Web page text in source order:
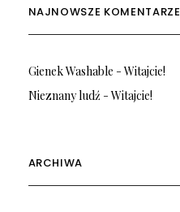
NAJNOWSZE KOMENTARZE
Gienek Washable -Witajcie!
Nieznany ludź -Witajcie!
ARCHIWA